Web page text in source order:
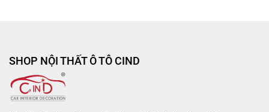
Hướng dẫn sử dụng và bảo quản Bọc Vô Lăng
CIND QL-B
- Hướng dẫn sử dụng: Bọc bên ngoài vô lăng.
SHOP NỘI THẤT Ô TÔ CIND